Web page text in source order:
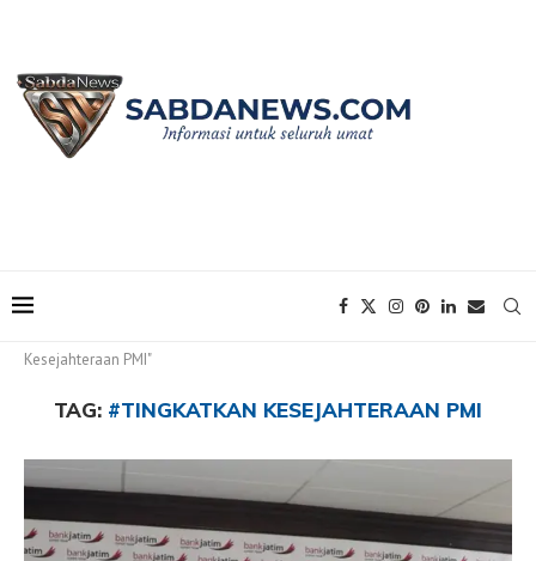
Kesejahteraan PMI"
TAG: #TINGKATKAN KESEJAHTERAAN PMI